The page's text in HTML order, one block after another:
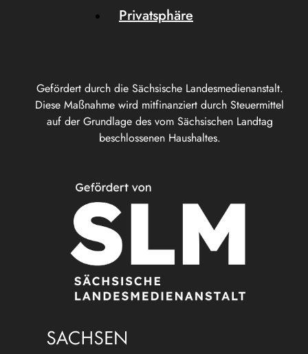
Gefördert durch die Sächsische Landesmedienanstalt.
Diese Maßnahme wird mitfinanziert durch Steuermittel
auf der Grundlage des vom Sächsischen Landtag
beschlossenen Haushaltes.
Privatsphäre